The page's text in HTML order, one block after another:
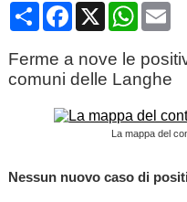
CondividiFacebook
X
Ferme a nove le
comuni delle Langhe
La mappa del
Nessun nuovo caso di